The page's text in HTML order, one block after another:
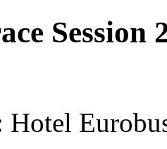
Session
Hotel